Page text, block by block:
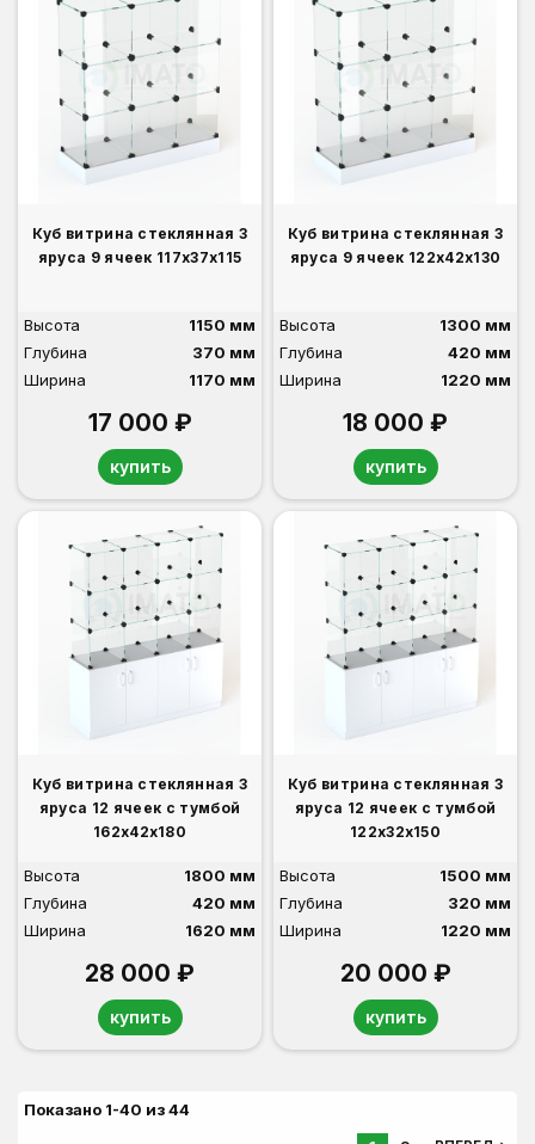
Куб витрина стеклянная 3
яруса 9 ячеек 117х37х115
Высота
1150 мм
Глубина
370 мм
Ширина
1170 мм
17 000 ₽
купить
Куб витрина стеклянная 3
яруса 9 ячеек 122х42х130
Высота
1300 мм
Глубина
420 мм
Ширина
1220 мм
18 000 ₽
купить
Куб витрина стеклянная 3
яруса 12 ячеек с тумбой
162х42х180
Высота
1800 мм
Глубина
420 мм
Ширина
1620 мм
28 000 ₽
купить
Куб витрина стеклянная 3
яруса 12 ячеек с тумбой
122х32х150
Высота
1500 мм
Глубина
320 мм
Ширина
1220 мм
20 000 ₽
купить
Показано 1-40 из 44